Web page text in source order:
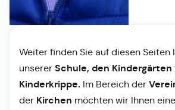
Weiter finden Sie auf diesen Seiten
unserer Schule, den Kindergärten
Kinderkrippe. Im Bereich der
der Kirchen möchten wir Ihnen